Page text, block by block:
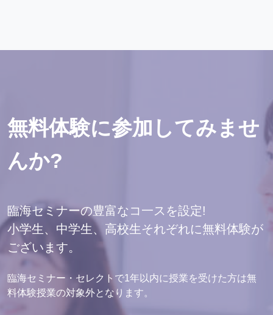
無料体験に参加してみませ
んか?
臨海セミナーの豊富なコ一スを設定!
小学生、中学生、高校生それぞれに無料体験が
ございます。
臨海セミナー・セレクトで1年以内に授業を受けた方は無
料体験授業の対象外となります。